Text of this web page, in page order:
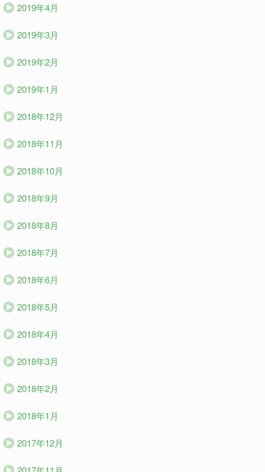
2019年4月
2019年3月
2019年2月
2019年1月
2018年12月
2018年11月
2018年10月
2018年9月
2018年8月
2018年7月
2018年6月
2018年5月
2018年4月
2018年3月
2018年2月
2018年1月
2017年12月